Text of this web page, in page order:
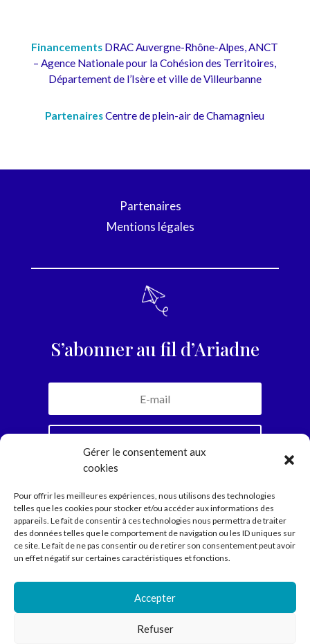
Gérer le consentement aux
cookies
Pour offrir les meilleures expériences, nous utilisons des technologies
telles que les cookies pour stocker et/ou accéder aux informations des
appareils. Le fait de consentir à ces technologies nous permettra de traiter
des données telles que le comportement de navigation ou les ID uniques sur
ce site. Le fait de ne pas consentir ou de retirer son consentement peut avoir
un effet négatif sur certaines caractéristiques et fonctions.
Accepter
Refuser
Financements DRAC Auvergne-Rhône-Alpes, ANCT
– Agence Nationale pour la Cohésion des Territoires,
Département de l’Isère et ville de Villeurbanne
PartenairesCentre de plein-air de Chamagnieu
Partenaires
Mentions légales
S’abonner au fil d’Ariadne
mensuelle et jamais plus. Parole d’Ariadne.
Compagnie
Spectacles
Ecritures
Médiation
Agenda
Contact